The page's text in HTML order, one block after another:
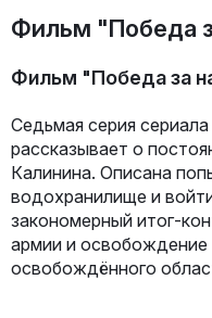
Фильм "Победа
Фильм "Победа за
Седьмая серия
рассказывает о
Калинина. Описана
водохранилище и
закономерный итог-
армии и освобождение
освобождённого